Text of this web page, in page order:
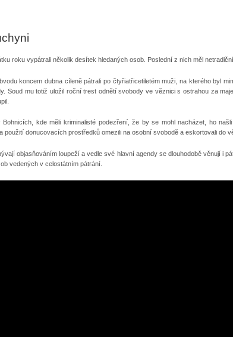
roku vypátrali několik desítek hledaných osob. Poslední z nich měl
koncem dubna cíleně pátrali po čtyřiatřicetiletém muži, na kterého byl
Soud mu totiž uložil roční trest odnětí svobody ve věznici s ostrahou za
kde měli kriminalisté podezření, že by se mohl nacházet, ho
použití donucovacích prostředků omezili na osobní svobodě a eskortovali do
objasňováním loupeží a vedle své hlavní agendy se dlouhodobě věnují i
vedených v celostátním pátrání.